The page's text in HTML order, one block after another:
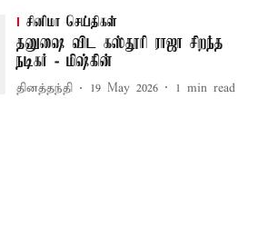
சினிமா செய்திகள்
தனுஷை விட கஸ்தூரி ராஜா சிறந்த
நடிகர் - மிஷ்கின்
தினத்தந்தி 19 May 2026 1 min read